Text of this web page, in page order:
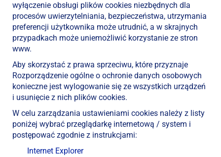
wyłączenie obsługi plików cookies niezbędnych dla
procesów uwierzytelniania, bezpieczeństwa, utrzymania
preferencji użytkownika może utrudnić, a w skrajnych
przypadkach może uniemożliwić korzystanie ze stron
www.
Aby skorzystać z prawa sprzeciwu, które przyznaje
Rozporządzenie ogólne o ochronie danych osobowych
konieczne jest wylogowanie się ze wszystkich urządzeń
i usunięcie z nich plików cookies.
W celu zarządzania ustawieniami cookies należy z listy
poniżej wybrać przeglądarkę internetową / system i
postępować zgodnie z instrukcjami:
Internet Explorer